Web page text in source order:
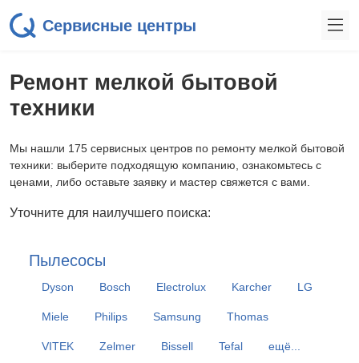
Сервисные центры
Ремонт мелкой бытовой
техники
Мы нашли 175 сервисных центров по ремонту мелкой бытовой
техники: выберите подходящую компанию, ознакомьтесь с
ценами, либо оставьте заявку и мастер свяжется с вами.
Уточните для наилучшего поиска:
Пылесосы
Dyson Bosch Electrolux Karcher LG
Miele Philips Samsung Thomas
VITEK Zelmer Bissell Tefal ещё...